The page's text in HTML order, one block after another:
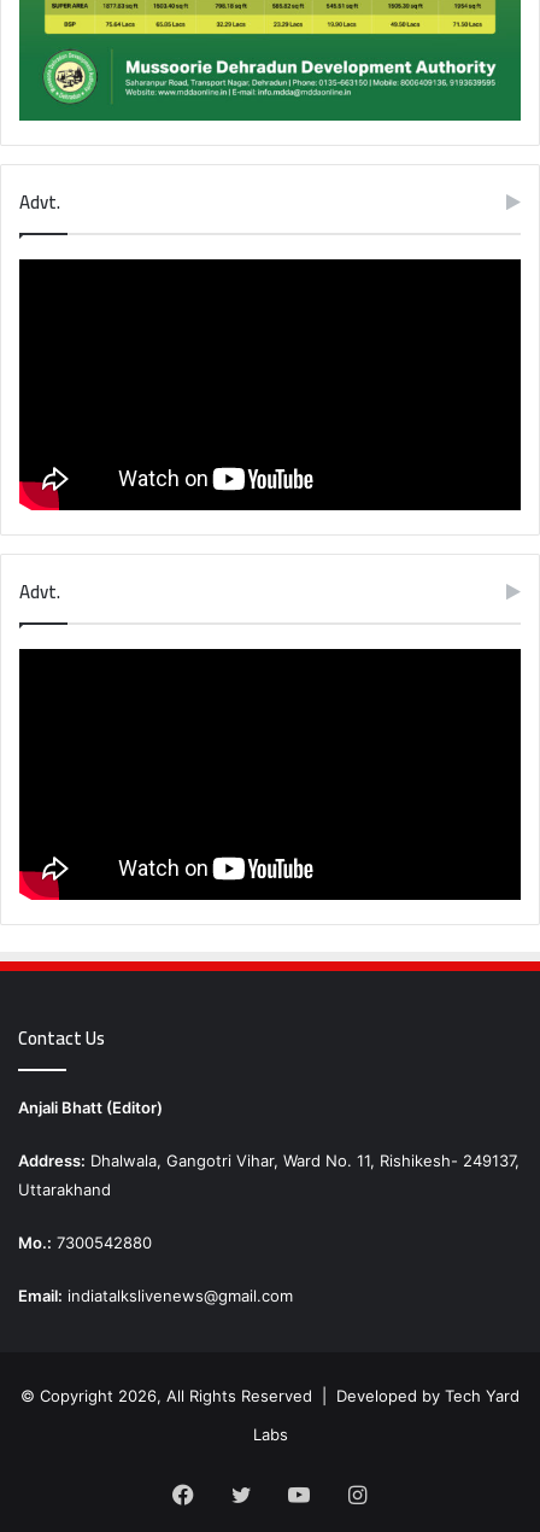
Advt.
Advt.
Contact Us
Anjali Bhatt (Editor)
Address: Dhalwala, Gangotri Vihar, Ward No. 11, Rishikesh- 249137,
Uttarakhand
Mo.: 7300542880
Email: indiatalkslivenews@gmail.com
© Copyright 2026, All Rights Reserved | Developed by Tech Yard
Labs
Facebook
Twitter YouTubeInstagram